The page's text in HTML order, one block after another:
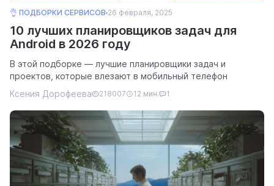
👌 ПОДБОРКИ СЕРВИСОВ 26 февраля, 2025
10 лучших планировщиков задач для
Android в 2026 году
В этой подборке — лучшие планировщики задач и
проектов, которые влезают в мобильный телефон
Ксения Дорофеева
218007 12 мин. 1